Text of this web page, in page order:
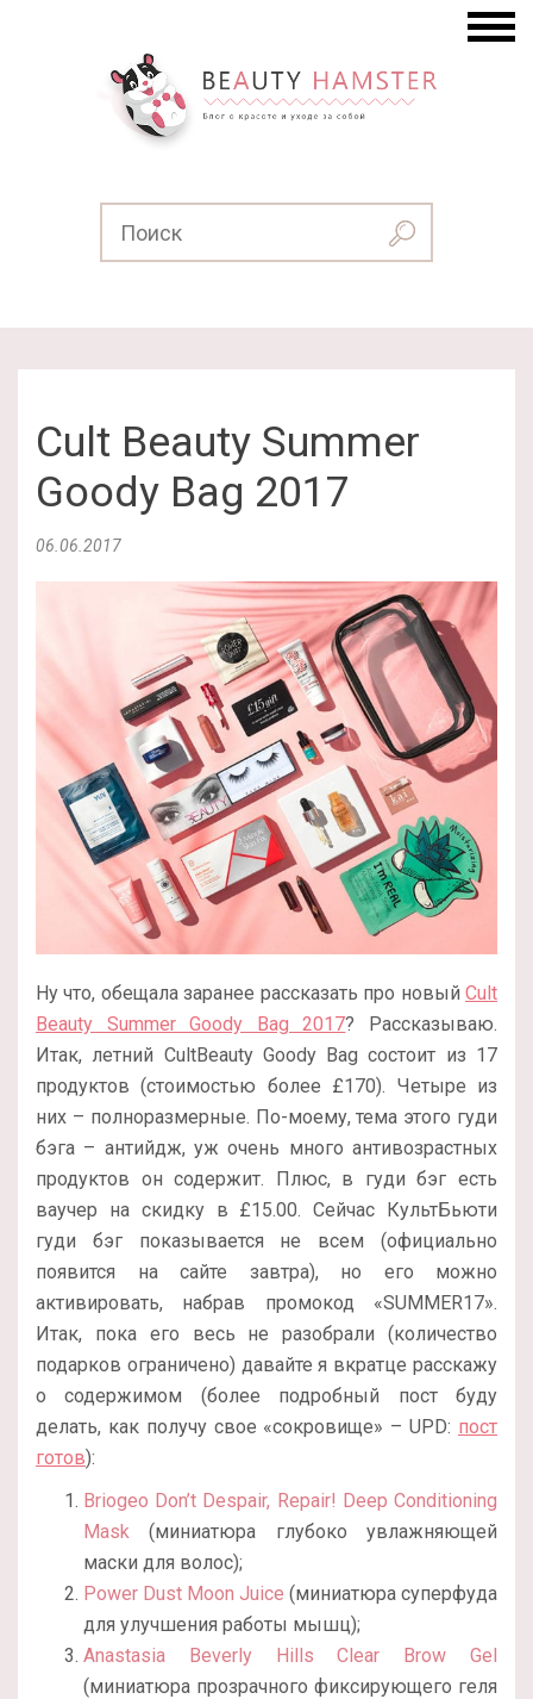
Cult Beauty Summer
Goody Bag 2017
06.06.2017
Ну что, обещала заранее рассказать про новый Cult
Beauty Summer Goody Bag 2017? Рассказываю.
Итак, летний CultBeauty Goody Bag состоит из 17
продуктов (стоимостью более £170). Четыре из
них – полноразмерные. По-моему, тема этого гуди
бэга – антийдж, уж очень много антивозрастных
продуктов он содержит. Плюс, в гуди бэг есть
ваучер на скидку в £15.00. Сейчас КультБьюти
гуди бэг показывается не всем (официально
появится на сайте завтра), но его можно
активировать, набрав промокод «SUMMER17».
Итак, пока его весь не разобрали (количество
подарков ограничено) давайте я вкратце расскажу
о содержимом (более подробный пост буду
делать, как получу свое «сокровище» – UPD: пост
готов):
Briogeo Don’t Despair, Repair! Deep Conditioning
Mask (миниатюра глубоко увлажняющей
маски для волос);
Power Dust Moon Juice (миниатюра суперфуда
для улучшения работы мышц);
Anastasia Beverly Hills Clear Brow Gel
(миниатюра прозрачного фиксирующего геля